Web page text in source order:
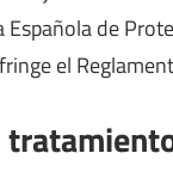
Española de
el